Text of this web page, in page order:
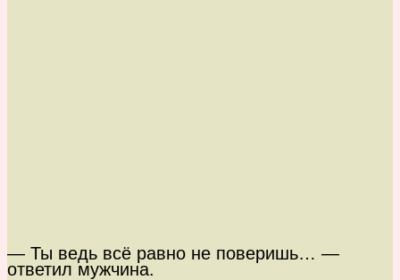
— Ты ведь всё равно не поверишь… —
ответил мужчина.